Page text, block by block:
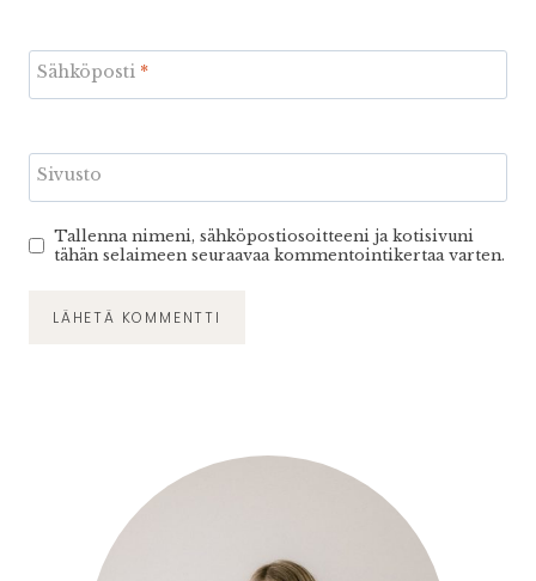
Sähköposti *
Sivusto
Tallenna nimeni, sähköpostiosoitteeni ja kotisivuni
tähän selaimeen seuraavaa kommentointikertaa varten.